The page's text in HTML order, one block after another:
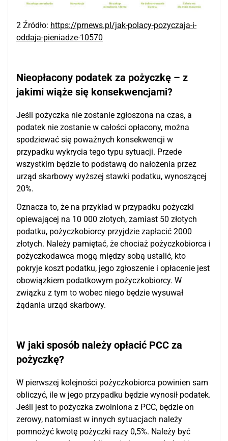
2 Źródło: https://prnews.pl/jak-polacy-pozyczaja-i-
oddaja-pieniadze-10570
Nieopłacony podatek za pożyczkę – z
jakimi wiąże się konsekwencjami?
Jeśli pożyczka nie zostanie zgłoszona na czas, a
podatek nie zostanie w całości opłacony, można
spodziewać się poważnych konsekwencji w
przypadku wykrycia tego typu sytuacji. Przede
wszystkim będzie to podstawą do nałożenia przez
urząd skarbowy wyższej stawki podatku, wynoszącej
20%.
Oznacza to, że na przykład w przypadku pożyczki
opiewającej na 10 000 złotych, zamiast 50 złotych
podatku, pożyczkobiorcy przyjdzie zapłacić 2000
złotych. Należy pamiętać, że chociaż pożyczkobiorca i
pożyczkodawca mogą między sobą ustalić, kto
pokryje koszt podatku, jego zgłoszenie i opłacenie jest
obowiązkiem podatkowym pożyczkobiorcy. W
związku z tym to wobec niego będzie wysuwał
żądania urząd skarbowy.
W jaki sposób należy opłacić PCC za
pożyczkę?
W pierwszej kolejności pożyczkobiorca powinien sam
obliczyć, ile w jego przypadku będzie wynosił podatek.
Jeśli jest to pożyczka zwolniona z PCC, będzie on
zerowy, natomiast w innych sytuacjach należy
pomnożyć kwotę pożyczki razy 0,5%. Należy być